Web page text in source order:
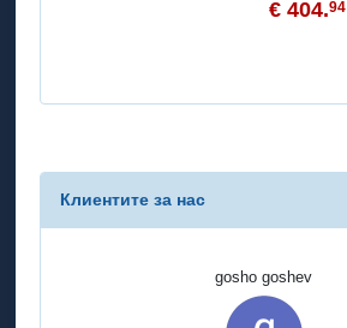
€ 404.94
Клиентите за нас
gosho goshev